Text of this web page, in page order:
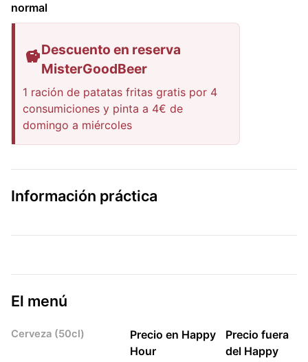
normal
Descuento en reserva
MisterGoodBeer
1 ración de patatas fritas gratis por 4
consumiciones y pinta a 4€ de
domingo a miércoles
Información práctica
El menú
Cerveza (50cl)
Precio en Happy
Hour
Precio fuera
del Happy